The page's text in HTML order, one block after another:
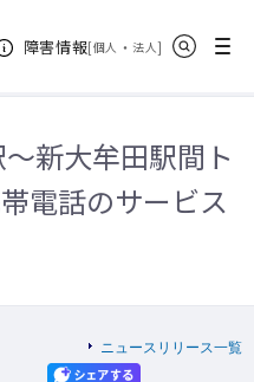
障害情報[個人 ・ 法人新規ウィンドウ
]
おける携帯電話のサービスエリア
新大牟田駅間ト
電話のサービス
ニュースリリース一覧